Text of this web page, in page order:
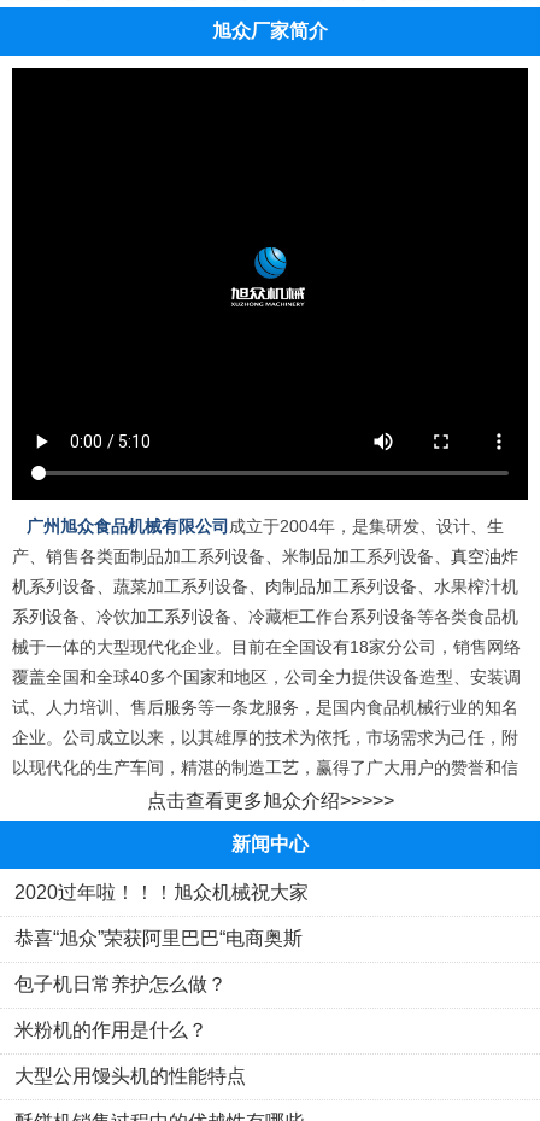
旭众厂家简介
广州旭众食品机械有限公司 成立于2004年，是集研发、设计、生
产、销售各类面制品加工系列设备、米制品加工系列设备、 真空油炸
机系列设备、蔬菜加工系列设备、肉制品加工系列设备、水果榨汁机
系列设备、冷饮加工系列设备、冷藏柜工作台系列设备等各类食品机
械于一体的大型现代化企业。目前在全国设有18家分公司，销售网络
覆盖全国和全球40多个国家和地区，公司全力提供设备造型、安装调
试、人力培训、售后服务等一条龙服务，是国内食品机械行业的知名
企业。公司成立以来，以其雄厚的技术为依托，市场需求为己任，附
以现代化的生产车间，精湛的制造工艺，赢得了广大用户的赞誉和信
赖，旭众产品畅销国内外市场。
品质的完美，决定了品牌的高度，我们坚持用科技创造价值的理念，
保证产品的稳定性、可靠性、实用性，在长期的实践中精通了食品机
械行业的先进技术，不断的改进和创新企业的产品，取得了辉煌的成
就，旭众牌的产品已建立了极佳的竞争力。公司现有产品包括：包子
机、包子馒头机、刀切馒头机、馒头机、
粉机、米粉（米线）机、和面机、包馅汤圆机、饺子机、切菜机、月
饼机、酥饼机、等系列设备，是国内食品机械种类齐全的企业。
旭众本着“锐意进取，精益求精，信守承诺，探索求真”的理念，使双
方互赢互助的合作更进一步。我们正迈着充满希望和坚定的步伐，走
点击查看更多旭众介绍>>>>>
新闻中心
2020过年啦！！！旭众机械祝大家
恭喜“旭众”荣获阿里巴巴“电商奥斯
包子机日常养护怎么做？
米粉机的作用是什么？
大型公用馒头机的性能特点